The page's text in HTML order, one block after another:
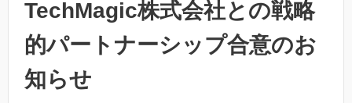
TechMagic株式会社との戦略
的パートナーシップ合意のお
知らせ